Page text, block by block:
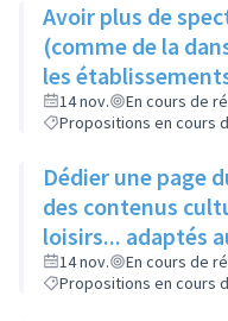
Avoir plus de
(comme de la
les
donner envie de
14 nov.
En cours de
Propositions en cours
Dédier une page
des contenus
loisirs... adaptés
quelques
jeune
14 nov.
En cours de
Propositions en cours